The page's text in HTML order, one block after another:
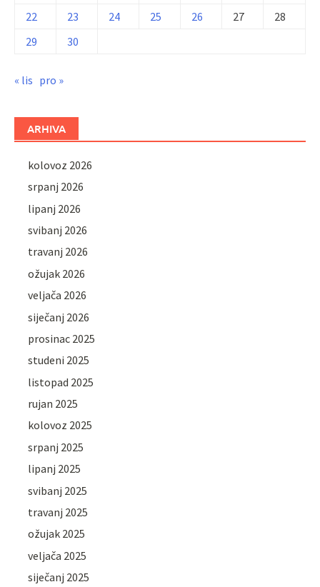
22
23 24 25 26 27
28
29
30
« lis pro »
ARHIVA
kolovoz 2026
srpanj 2026
lipanj 2026
svibanj 2026
travanj 2026
ožujak 2026
veljača 2026
siječanj 2026
prosinac 2025
studeni 2025
listopad 2025
rujan 2025
kolovoz 2025
srpanj 2025
lipanj 2025
svibanj 2025
travanj 2025
ožujak 2025
veljača 2025
siječanj 2025